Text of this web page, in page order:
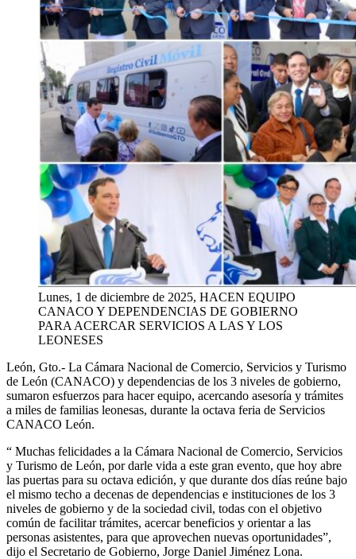
Lunes, 1 de diciembre de 2025, HACEN EQUIPO
CANACO Y DEPENDENCIAS DE GOBIERNO
PARA ACERCAR SERVICIOS A LAS Y LOS
LEONESES
León, Gto.- La Cámara Nacional de Comercio, Servicios y Turismo
de León (CANACO) y dependencias de los 3 niveles de gobierno,
sumaron esfuerzos para hacerequipo, acercando asesoría y trámites
a miles de familias leonesas, durante la octava feria de Servicios
CANACO León.
“ Muchas felicidades a la Cámara Nacional de Comercio, Servicios
y Turismo de León, por darle vida a este gran evento, que hoy abre
las puertas para su octava edición, y que durante dos días reúne bajo
el mismo techo a decenas de dependencias e instituciones de los 3
niveles de gobierno y de la sociedad civil, todas con el objetivo
común de facilitar trámites, acercar beneficios y orientar a las
personas asistentes, para que aprovechen nuevas oportunidades”,
dijo el Secretario de Gobierno, Jorge Daniel Jiménez Lona.